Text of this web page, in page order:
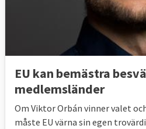
EU kan bemästra
medlemsländer
Om Viktor Orbán vinner valet
måste EU värna sin egen